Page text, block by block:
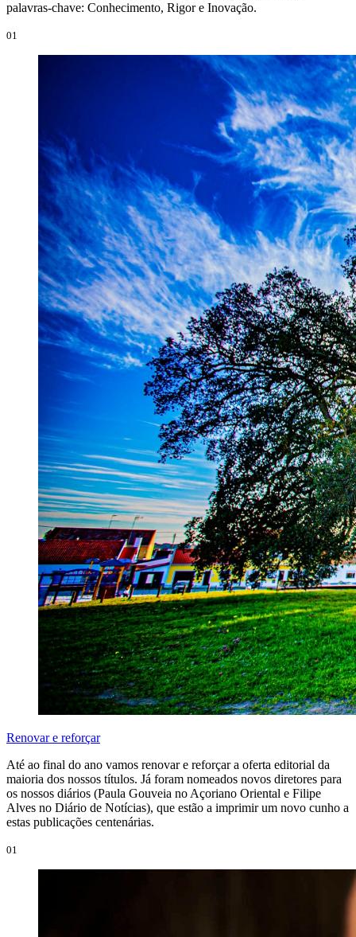
palavras-chave: Conhecimento, Rigor e Inovação.
01
Renovar e reforçar
Até ao final do ano vamos renovar e reforçar a oferta editorial da
maioria dos nossos títulos. Já foram nomeados novos diretores para
os nossos diários (Paula Gouveia no Açoriano Oriental e Filipe
Alves no Diário de Notícias), que estão a imprimir um novo cunho a
estas publicações centenárias.
01